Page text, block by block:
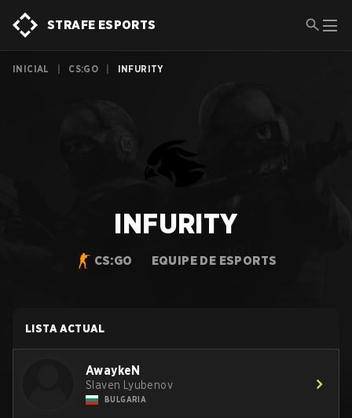
STRAFE ESPORTS
INICIAL CS:GO INFURITY
INFURITY
CS:GO EQUIPE DE ESPORTS
LISTA ACTUAL
AwaykeN
Slaven Lyubenov
BULGARIA